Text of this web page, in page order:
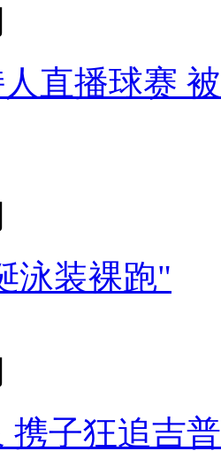
直播球赛
泳装裸跑"
携子狂追吉